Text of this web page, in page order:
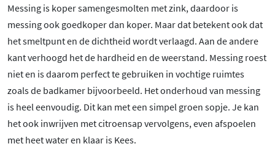
Messing is koper samengesmolten met zink, daardoor is
messing ook goedkoper dan koper. Maar dat betekent ook dat
het smeltpunt en de dichtheid wordt verlaagd. Aan de andere
kant verhoogd het de hardheid en de weerstand. Messing roest
niet en is daarom perfect te gebruiken in vochtige ruimtes
zoals de badkamer bijvoorbeeld. Het onderhoud van messing
is heel eenvoudig. Dit kan met een simpel groen sopje. Je kan
het ook inwrijven met citroensap vervolgens, even afspoelen
met heet water en klaar is Kees.